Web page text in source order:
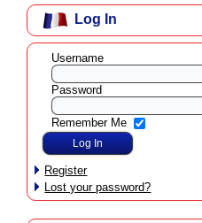
Log In
Username
Password
Remember Me
Register
Lost your password?